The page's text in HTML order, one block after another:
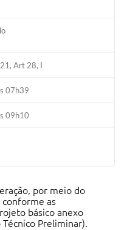
Art 28, I
07h39
09h10
por meio do
conforme as
básico anexo
Preliminar).